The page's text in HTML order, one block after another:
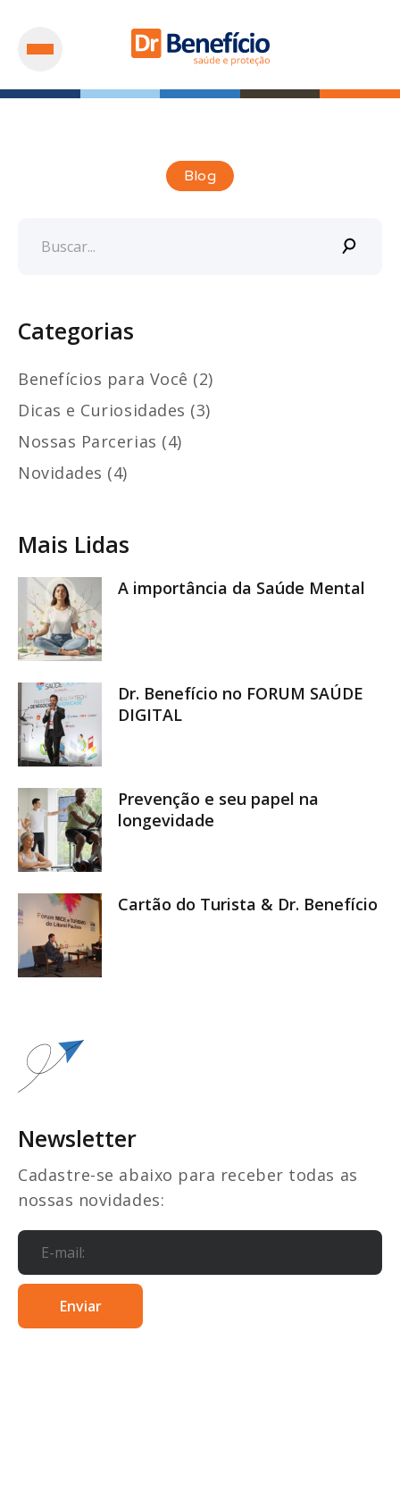
Blog
Categorias
Benefícios para Você (2)
Dicas e Curiosidades (3)
Nossas Parcerias (4)
Novidades (4)
Mais Lidas
A importância da Saúde Mental
Dr. Benefício no FORUM SAÚDE
DIGITAL
Prevenção e seu papel na
longevidade
Cartão do Turista & Dr. Benefício
Newsletter
Cadastre-se abaixo para receber todas as
nossas novidades: